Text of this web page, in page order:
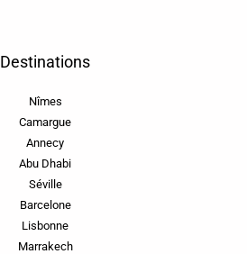
Destinations
Nîmes
Camargue
Annecy
Abu Dhabi
Séville
Barcelone
Lisbonne
Marrakech